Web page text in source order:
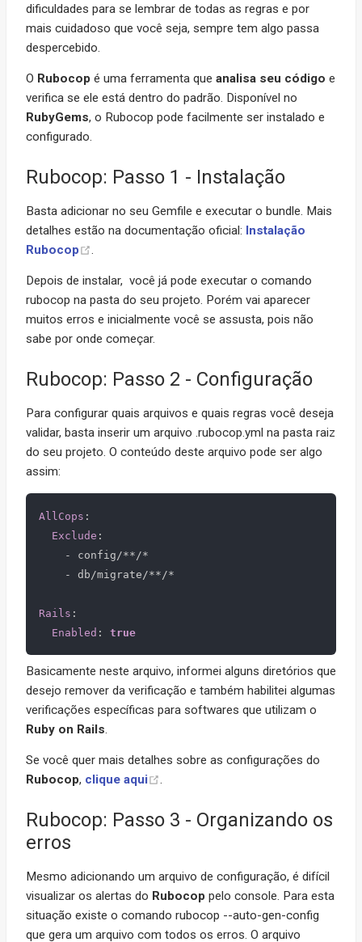
dificuldades para se lembrar de todas as regras e por
mais cuidadoso que você seja, sempre tem algo passa
despercebido.
O Rubocop é uma ferramenta que analisa seu código e
verifica se ele está dentro do padrão. Disponível no
RubyGems, o Rubocop pode facilmente ser instalado e
configurado.
Rubocop: Passo 1 - Instalação
Basta adicionar no seu Gemfile e executar o bundle. Mais
detalhes estão na documentação oficial: Instalação
Rubocop
.
Depois de instalar, você já pode executar o comando
rubocop na pasta do seu projeto. Porém vai aparecer
muitos erros e inicialmente você se assusta, pois não
sabe por onde começar.
Rubocop: Passo 2 - Configuração
Para configurar quais arquivos e quais regras você deseja
validar, basta inserir um arquivo .rubocop.yml na pasta raiz
do seu projeto. O conteúdo deste arquivo pode ser algo
assim:
AllCops :
Exclude :
-
config/**/*
-
db/migrate/**/*
Rails :
Enabled : true
Basicamente neste arquivo, informei alguns diretórios que
desejo remover da verificação e também habilitei algumas
verificações específicas para softwares que utilizam o
Ruby on Rails.
Se você quer mais detalhes sobre as configurações do
Rubocop, clique aqui .
Rubocop: Passo 3 - Organizando os
erros
Mesmo adicionando um arquivo de configuração, é difícil
visualizar os alertas do Rubocop pelo console. Para esta
situação existe o comando rubocop --auto-gen-config
que gera um arquivo com todos os erros. O arquivo